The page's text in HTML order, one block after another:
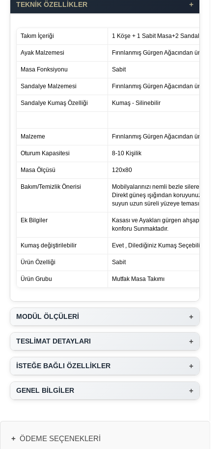
TEKNİK ÖZELLİKLER +
Takım İçeriği 1 Köşe + 1 Sabit Masa+2 Sandalye
Ayak Malzemesi Fırınlanmış Gürgen Ağacından
Masa Fonksiyonu Sabit
Sandalye Malzemesi Fırınlanmış Gürgen Ağacından
Sandalye Kumaş Özelliği Kumaş - Silinebilir
Malzeme Fırınlanmış Gürgen Ağacından
Oturum Kapasitesi 8-10 Kişilik
Masa Ölçüsü 120x80
Bakım/Temizlik Önerisi
Mobilyalarınızı nemli bezle silerek
Direkt güneş ışığından koruyunuz.
suyun uzun süreli yüzeye temasından
Ek Bilgiler
Kasası ve Ayakları gürgen ahşaptır.
konforu Sunmaktadır.
Kumaş değiştirilebilir Evet , Dilediğiniz Kumaş Seçebilirsiniz
Ürün Özelliği Sabit
Ürün Grubu Mutfak Masa Takımı
MODÜL ÖLÇÜLERİ +
TESLİMAT DETAYLARI +
İSTEĞE BAĞLI ÖZELLİKLER +
GENEL BİLGİLER +
+ ÖDEME SEÇENEKLERI